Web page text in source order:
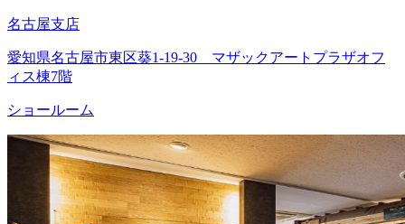
名古屋支店
愛知県名古屋市東区葵1-19-30 マザックアートプラザオフ
ィス棟7階
ショールーム